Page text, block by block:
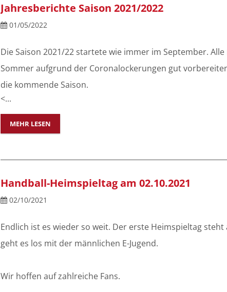
Jahresberichte Saison 2021/2022
01/05/2022
Die Saison 2021/22 startete wie immer im September.
Sommer aufgrund der Coronalockerungen gut
die kommende Saison.
<...
MEHR LESEN
Handball-Heimspieltag am 02.10.2021
02/10/2021
Endlich ist es wieder so weit. Der erste Heimspieltag steht
geht es los mit der männlichen E-Jugend.
Wir hoffen auf zahlreiche Fans.